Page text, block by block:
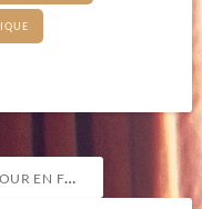
MAL DE DOS